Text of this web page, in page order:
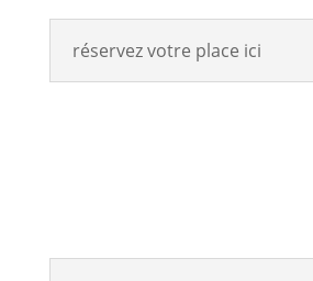
réservez votre place ici